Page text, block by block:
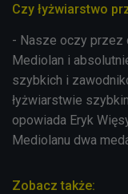
Czy łyżwiarstwo
- Nasze oczy przez
Mediolan i
szybkich i
łyżwiarstwie
opowiada Eryk
Mediolanu dwa
Zobacz także: